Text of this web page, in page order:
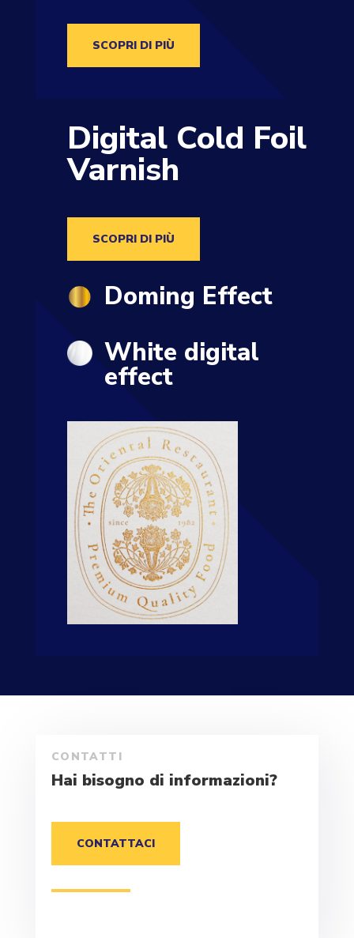
SCOPRI DI PIÙ
Digital Cold Foil
Varnish
SCOPRI DI PIÙ
Doming Effect
White digital
effect
CONTATTI
Hai bisogno di informazioni?
CONTATTACI